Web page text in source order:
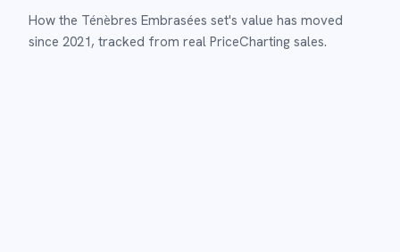
How the Ténèbres Embrasées set's value has moved
since 2021, tracked from real PriceCharting sales.